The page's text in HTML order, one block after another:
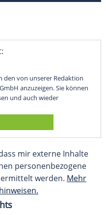
den von unserer Redaktion
anzuzeigen. Sie können
und auch wieder
mir externe Inhalte
personenbezogene
werden. Mehr